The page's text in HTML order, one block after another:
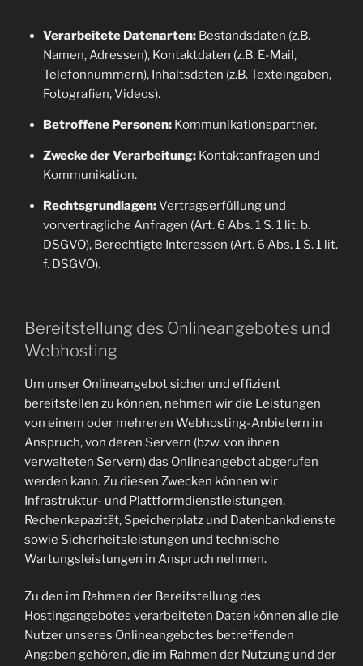
Verarbeitete Datenarten:Bestandsdaten (z.B.
Namen, Adressen), Kontaktdaten (z.B. E-Mail,
Telefonnummern), Inhaltsdaten (z.B. Texteingaben,
Fotografien, Videos).
Betroffene Personen:Kommunikationspartner.
Zwecke der Verarbeitung:Kontaktanfragen und
Kommunikation.
Rechtsgrundlagen:Vertragserfüllung und
vorvertragliche Anfragen (Art. 6 Abs. 1 S. 1 lit. b.
DSGVO), Berechtigte Interessen (Art. 6 Abs. 1 S. 1 lit.
f. DSGVO).
Bereitstellung des Onlineangebotes und
Webhosting
Um unser Onlineangebot sicher und effizient
bereitstellen zu können, nehmen wir die Leistungen
von einem oder mehreren Webhosting-Anbietern in
Anspruch, von deren Servern (bzw. von ihnen
verwalteten Servern) das Onlineangebot abgerufen
werden kann. Zu diesen Zwecken können wir
Infrastruktur- und Plattformdienstleistungen,
Rechenkapazität, Speicherplatz und Datenbankdienste
sowie Sicherheitsleistungen und technische
Wartungsleistungen in Anspruch nehmen.
Zu den im Rahmen der Bereitstellung des
Hostingangebotes verarbeiteten Daten können alle die
Nutzer unseres Onlineangebotes betreffenden
Angaben gehören, die im Rahmen der Nutzung und der